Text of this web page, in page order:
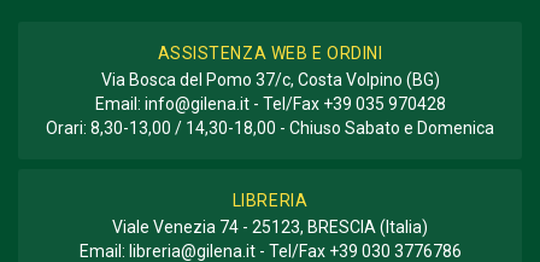
ASSISTENZA WEB E ORDINI
Via Bosca del Pomo 37/c, Costa Volpino (BG)
Email: info@gilena.it- Tel/Fax +39 035 970428
Orari: 8,30-13,00 / 14,30-18,00 - Chiuso Sabato e Domenica
LIBRERIA
Viale Venezia 74 - 25123, BRESCIA (Italia)
Email: libreria@gilena.it- Tel/Fax +39 030 3776786